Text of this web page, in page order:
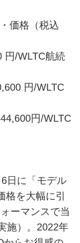
価格（税込
/WLTC航続
円/WLTC
円/WLTC
日に「モデル
を大幅に引
ーマンスで当
施）。2022年